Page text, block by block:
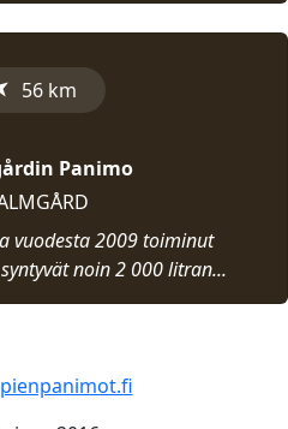
56 km
Panimo
vuodesta 2009 toiminut
noin 2 000 litran...